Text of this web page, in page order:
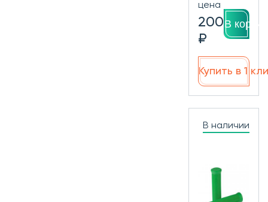
цена
200
₽
В
Купить в 1
В наличии